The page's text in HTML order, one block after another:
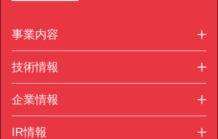
事業内容
技術情報
企業情報
IR情報